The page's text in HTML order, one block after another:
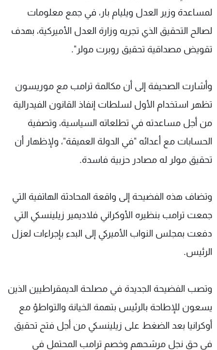
لمساعدة وزير العدل ويليام بار، في جمع معلومات
لصالح التحقيق الذي تجريه وزارة العدل الأميركية، بهدف
تقويض مصداقية تحقيق روبرت مولر".
وأشارت الصحيفة إلى أن مكالمة ترامب مع موريسون
تظهر استخدام الأول لسلطات إنفاذ القانون الفيدرالية
من أجل مساعدته في تطلعاته السياسية، وتصفية
الحسابات مع أعدائه "في الدولة العميقة"، ولإظهار أن
تحقيق مولر له مصادر حزبية فاسدة.
وتضاف هذه الفضيحة إلى واقعة المحادثة الهاتفية التي
جمعت ترامب بنظيره الأوكراني فلاديمير زيلينسكي التي
دفعت بمجلس النواب الأميركي إلى البدء بإجراءات لعزل
الرئيس.
وتصب الفضيحة الجديدة في مصلحة الديمقراطيين الذين
يسعون للإطاحة بالرئيس بتهمة الخيانة والتواطؤ مع
أوكرانيا بعد الضغط على زيلينسكي من أجل فتح تحقيق
في حق نجل مرشحهم وخصم ترامب المحتمل في